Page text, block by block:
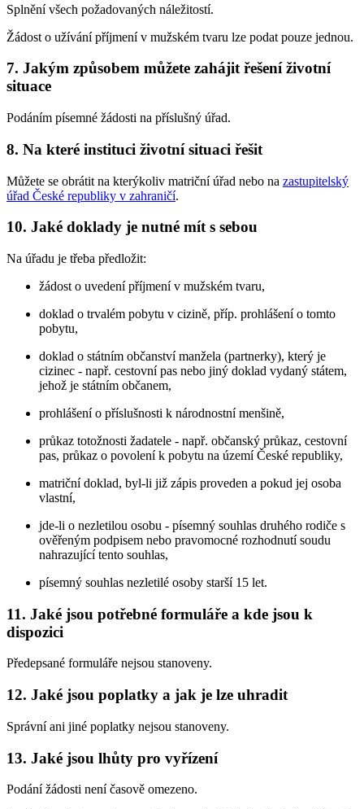
Splnění všech požadovaných náležitostí.
Žádost o užívání příjmení v mužském tvaru lze podat pouze jednou.
7. Jakým způsobem můžete zahájit řešení životní
situace
Podáním písemné žádosti na příslušný úřad.
8. Na které instituci životní situaci řešit
Můžete se obrátit na kterýkoliv matriční úřad nebo na zastupitelský
úřad České republiky v zahraničí.
10. Jaké doklady je nutné mít s sebou
Na úřadu je třeba předložit:
žádost o uvedení příjmení v mužském tvaru,
doklad o trvalém pobytu v cizině, příp. prohlášení o tomto
pobytu,
doklad o státním občanství manžela (partnerky), který je
cizinec - např. cestovní pas nebo jiný doklad vydaný státem,
jehož je státním občanem,
prohlášení o příslušnosti k národnostní menšině,
průkaz totožnosti žadatele - např. občanský průkaz, cestovní
pas, průkaz o povolení k pobytu na území České republiky,
matriční doklad, byl-li již zápis proveden a pokud jej osoba
vlastní,
jde-li o nezletilou osobu - písemný souhlas druhého rodiče s
ověřeným podpisem nebo pravomocné rozhodnutí soudu
nahrazující tento souhlas,
písemný souhlas nezletilé osoby starší 15 let.
11. Jaké jsou potřebné formuláře a kde jsou k
dispozici
Předepsané formuláře nejsou stanoveny.
12. Jaké jsou poplatky a jak je lze uhradit
Správní ani jiné poplatky nejsou stanoveny.
13. Jaké jsou lhůty pro vyřízení
Podání žádosti není časově omezeno.